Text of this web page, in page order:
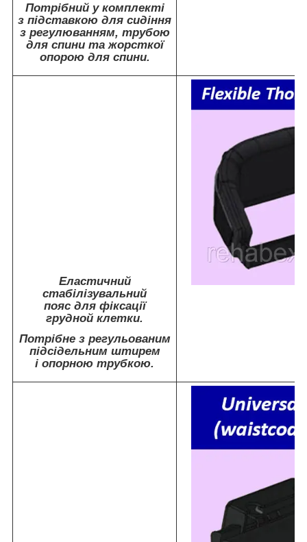
Потрібний у комплекті
з підставкою для сидіння
з регулюванням, трубою
для спини та жорсткої
опорою для спини.
Еластичний
стабілізувальний
пояс для фіксації
грудной клетки.
Потрібне з регульованим
підсідельним штирем
і опорною трубкою.